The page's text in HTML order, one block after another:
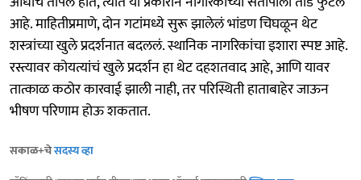
आहे. माहितीप्रमाणे, दोन गटांमध्ये सुरू झालेलं भांडण चिघळून थेट
शस्त्रांच्या खुले प्रदर्शनात बदललं. स्थानिक नागरिकांचा इशारा स्पष्ट आहे.
रस्त्यावर कोयत्यांचं खुले प्रदर्शन हा थेट दहशतवाद आहे, आणि यावर
तात्काळ कठोर कारवाई झाली नाही, तर परिस्थिती हाताबाहेर जाऊन
भीषण परिणाम होऊ शकतात.
सकाळ+चेसदस्य व्हा